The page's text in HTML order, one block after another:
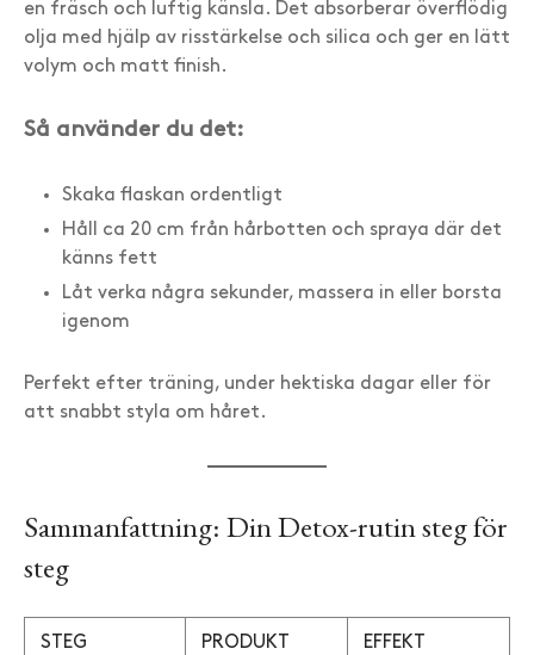
en fräsch och luftig känsla. Det absorberar överflödig
olja med hjälp av risstärkelse och silica och ger en lätt
volym och matt finish.
Så använder du det:
Skaka flaskan ordentligt
Håll ca 20 cm från hårbotten och spraya där det
känns fett
Låt verka några sekunder, massera in eller borsta
igenom
Perfekt efter träning, under hektiska dagar eller för
att snabbt styla om håret.
Sammanfattning: Din Detox-rutin steg för
steg
STEG PRODUKT EFFEKT